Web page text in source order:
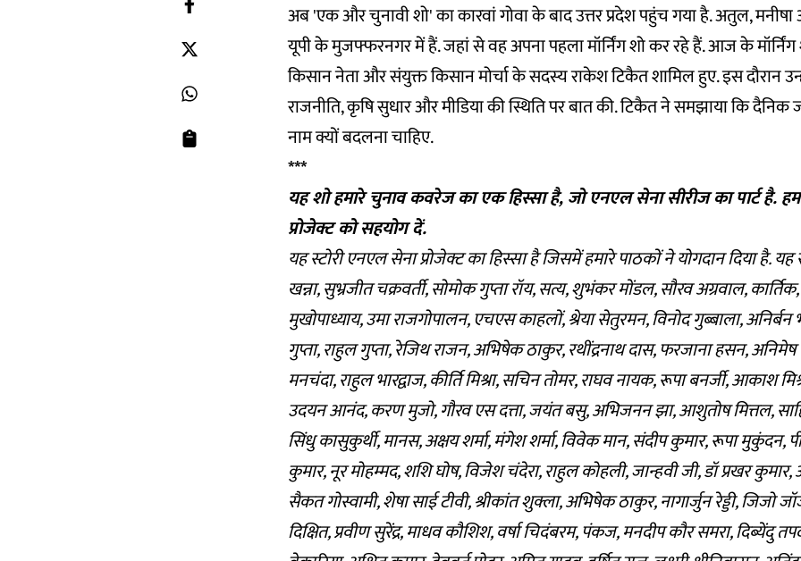
अब 'एक और चुनावी शो' का कारवां गोवा के बाद उत्तर प्रदेश पहुंच गया है. अतुल, मनीषा
यूपी के मुजफ्फरनगर में हैं. जहां से वह अपना पहला मॉर्निंग शो कर रहे हैं. आज के मॉर्निंग
किसान नेता और संयुक्त किसान मोर्चा के सदस्य राकेश टिकैत शामिल हुए. इस दौरान
राजनीति, कृषि सुधार और मीडिया की स्थिति पर बात की. टिकैत ने समझाया कि
नाम क्यों बदलना चाहिए.
***
यह शो हमारे चुनाव कवरेज का एक हिस्सा है, जो एनएल सेना सीरीज का पार्ट है.
प्रोजेक्ट कोसहयोगदें.
यह स्टोरी एनएल सेना प्रोजेक्ट का हिस्सा है जिसमें हमारे पाठकों ने योगदान दिया है.
खन्ना, सुभ्रजीत चक्रवर्ती, सोमोक गुप्ता रॉय, सत्य, शुभंकर मोंडल, सौरव अग्रवाल,
मुखोपाध्याय, उमा राजगोपालन, एचएस काहलों, श्रेया सेतुरमन, विनोद गुब्बाला, अनिर्बन
गुप्ता, राहुल गुप्ता, रेजिथ राजन, अभिषेक ठाकुर, रथींद्रनाथ दास, फरजाना हसन,
मनचंदा, राहुल भारद्वाज, कीर्ति मिश्रा, सचिन तोमर, राघव नायक, रूपा बनर्जी, आकाश
उदयन आनंद, करण मुजो, गौरव एस दत्ता, जयंत बसु, अभिजनन झा, आशुतोष मित्तल,
सिंधु कासुकुर्थी, मानस, अक्षय शर्मा, मंगेश शर्मा, विवेक मान, संदीप कुमार, रूपा
कुमार, नूर मोहम्मद, शशि घोष, विजेश चंदेरा, राहुल कोहली, जान्हवी जी, डॉ प्रखर
सैकत गोस्वामी, शेषा साई टीवी, श्रीकांत शुक्ला, अभिषेक ठाकुर, नागार्जुन रेड्डी, जिजो
दिक्षित, प्रवीण सुरेंद्र, माधव कौशिश, वर्षा चिदंबरम, पंकज, मनदीप कौर समरा, दिब्येंदु